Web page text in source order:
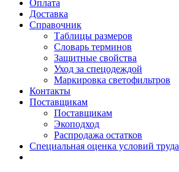
Оплата
Доставка
Справочник
Таблицы размеров
Словарь терминов
Защитные свойства
Уход за спецодеждой
Маркировка светофильтров
Контакты
Поставщикам
Поставщикам
Экоподход
Распродажа остатков
Специальная оценка условий труда